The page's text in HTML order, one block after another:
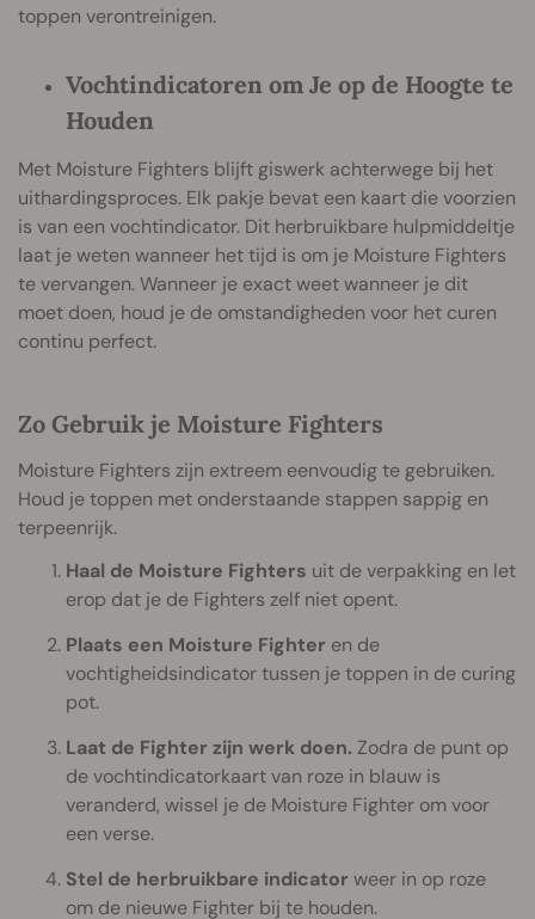
toppen verontreinigen.
Vochtindicatoren om Je op de Hoogte te
Houden
Met Moisture Fighters blijft giswerk achterwege bij het
uithardingsproces. Elk pakje bevat een kaart die voorzien
is van een vochtindicator. Dit herbruikbare hulpmiddeltje
laat je weten wanneer het tijd is om je Moisture Fighters
te vervangen. Wanneer je exact weet wanneer je dit
moet doen, houd je de omstandigheden voor het curen
continu perfect.
Zo Gebruik je Moisture Fighters
Moisture Fighters zijn extreem eenvoudig te gebruiken.
Houd je toppen met onderstaande stappen sappig en
terpeenrijk.
Haal de Moisture Fighters uit de verpakking en let
erop dat je de Fighters zelf niet opent.
Plaats een Moisture Fighter en de
vochtigheidsindicator tussen je toppen in de curing
pot.
Laat de Fighter zijn werk doen. Zodra de punt op
de vochtindicatorkaart van roze in blauw is
veranderd, wissel je de Moisture Fighter om voor
een verse.
Stel de herbruikbare indicator weer in op roze
om de nieuwe Fighter bij te houden.